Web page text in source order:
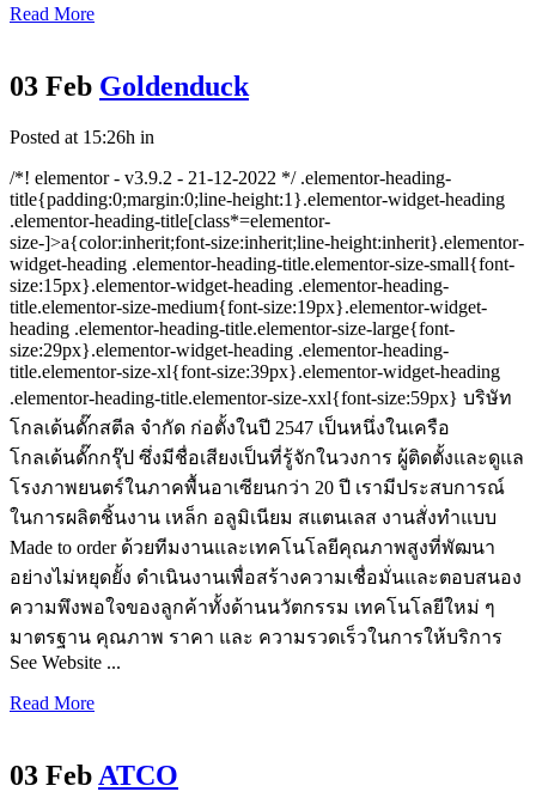
Read More
03 Feb Goldenduck
Posted at 15:26h in
/*! elementor - v3.9.2 - 21-12-2022 */ .elementor-heading-
title{padding:0;margin:0;line-height:1}.elementor-widget-heading
.elementor-heading-title[class*=elementor-
size-]>a{color:inherit;font-size:inherit;line-height:inherit}.elementor-
widget-heading .elementor-heading-title.elementor-size-small{font-
size:15px}.elementor-widget-heading .elementor-heading-
title.elementor-size-medium{font-size:19px}.elementor-widget-
heading .elementor-heading-title.elementor-size-large{font-
size:29px}.elementor-widget-heading .elementor-heading-
title.elementor-size-xl{font-size:39px}.elementor-widget-heading
.elementor-heading-title.elementor-size-xxl{font-size:59px} บริษัท
โกลเด้นดั๊กสตีล จำกัด ก่อตั้งในปี 2547 เป็นหนึ่งในเครือ
โกลเด้นดั๊กกรุ๊ป ซึ่งมีชื่อเสียงเป็นที่รู้จักในวงการ ผู้ติดตั้งและดูแล
โรงภาพยนตร์ในภาคพื้นอาเซียนกว่า 20 ปี เรามีประสบการณ์
ในการผลิตชิ้นงาน เหล็ก อลูมิเนียม สแตนเลส งานสั่งทำแบบ
Made to order ด้วยทีมงานและเทคโนโลยีคุณภาพสูงที่พัฒนา
อย่างไม่หยุดยั้ง ดำเนินงานเพื่อสร้างความเชื่อมั่นและตอบสนอง
ความพึงพอใจของลูกค้าทั้งด้านนวัตกรรม เทคโนโลยีใหม่ ๆ
มาตรฐาน คุณภาพ ราคา และ ความรวดเร็วในการให้บริการ
See Website ...
Read More
03 Feb ATCO